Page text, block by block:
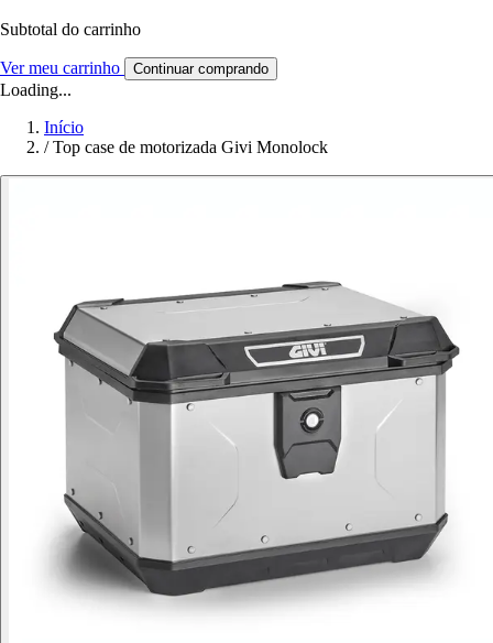
Subtotal do carrinho
Ver meu carrinho Continuar comprando
Loading...
Início
/ Top case de motorizada Givi Monolock